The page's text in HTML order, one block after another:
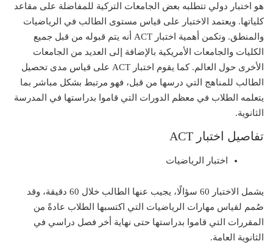
هو اختبار دولي تتطلبه بعض الجامعات التركية للمفاضلة على مقاعد
كلياتها. ويعتمد الاختبار على قياس مستوى الطالب في الرياضيات
والمنطق. وتكمن أهمية اختبار ACT أنه يتم قبوله من قبل جميع
الكليات والجامعات الأمريكية بالإضافة إلى العديد من الجامعات
الأخرى حول العالم. كما يقوم اختبار ACT على قياس مدى تحصيل
الطالب للمناهج التي درسها من قبل، فهو مرتبط بشكل مباشر بما
يتعلمه الطلاب في معظم الدورات التي قاموا بدراستها في المدرسة
الثانوية.
تفاصيل اختبار ACT
اختبار الرياضيات
يشمل الاختبار 60 سؤالًا، يجيب عنها الطالب خلال 60 دقيقة، وقد
صُمم لقياس مهارات الرياضيات التي اكتسبها الطلاب عادةً من
المقررات التي قاموا بدراستها حتى نهاية أخر فصل دراسي في
الثانوية العامة.